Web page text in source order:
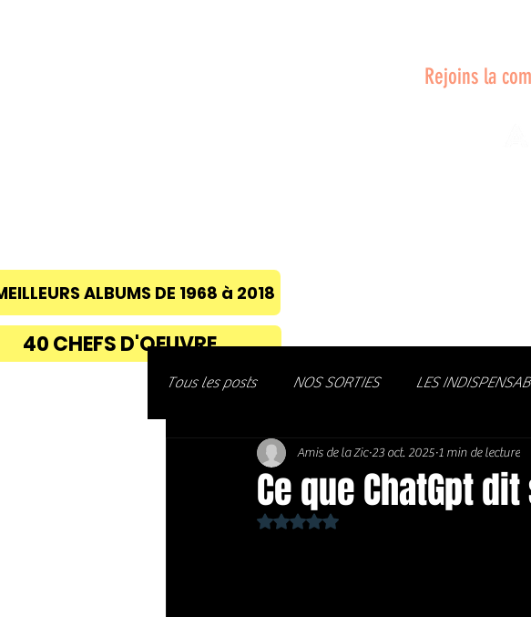
ALBUMS DE 1968 à 2018
Découvrez des artistes,
Rejoins la
40 CHEFS D'OEUVRE
Tous les posts NOS SORTIES LES
Soft Rock / Folk Jazz Soul / Funk /
Country / Americana
Ce que ChatGpt
Amis de la Zic 23 oct. 2025 1 min de lecture
Noté NaN étoiles sur 5.